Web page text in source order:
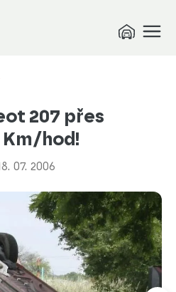
207 přes
Km/hod!
07. 2006